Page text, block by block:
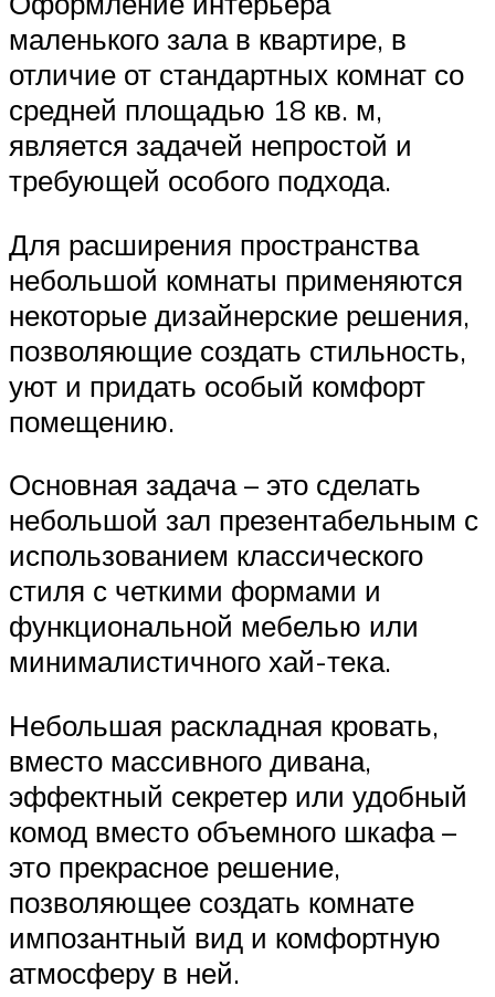
маленького зала в квартире, в
отличие от стандартных комнат со
средней площадью 18 кв. м,
является задачей непростой и
требующей особого подхода.
Для расширения пространства
небольшой комнаты применяются
некоторые дизайнерские решения,
позволяющие создать стильность,
уют и придать особый комфорт
помещению.
Основная задача – это сделать
небольшой зал презентабельным с
использованием классического
стиля с четкими формами и
функциональной мебелью или
минималистичного хай-тека.
Небольшая раскладная кровать,
вместо массивного дивана,
эффектный секретер или удобный
комод вместо объемного шкафа –
это прекрасное решение,
позволяющее создать комнате
импозантный вид и комфортную
атмосферу в ней.